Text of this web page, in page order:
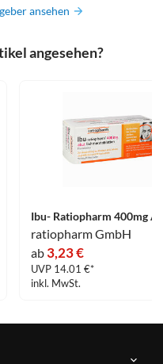
ansehen
angesehen?
ratiopharm GmbH
ab 3,23 €
UVP 14.01 €*
inkl. MwSt.